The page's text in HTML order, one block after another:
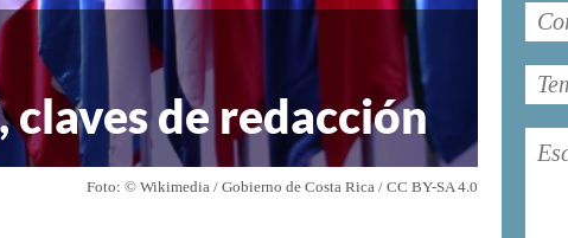
claves de redacción
Foto: © Wikimedia / Gobierno de Costa Rica / CC BY-SA 4.0